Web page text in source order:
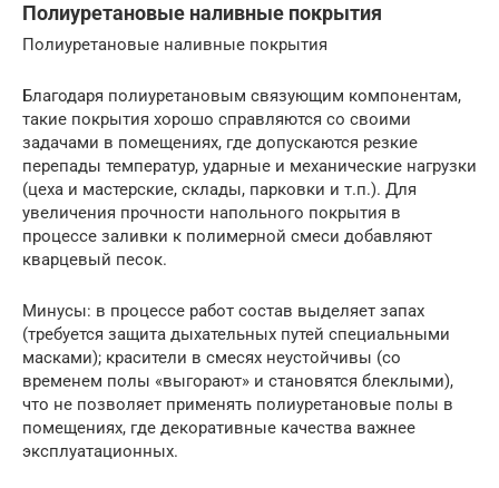
Полиуретановые наливные покрытия
Полиуретановые наливные покрытия
Благодаря полиуретановым связующим компонентам,
такие покрытия хорошо справляются со своими
задачами в помещениях, где допускаются резкие
перепады температур, ударные и механические нагрузки
(цеха и мастерские, склады, парковки и т.п.). Для
увеличения прочности напольного покрытия в
процессе заливки к полимерной смеси добавляют
кварцевый песок.
Минусы: в процессе работ состав выделяет запах
(требуется защита дыхательных путей специальными
масками); красители в смесях неустойчивы (со
временем полы «выгорают» и становятся блеклыми),
что не позволяет применять полиуретановые полы в
помещениях, где декоративные качества важнее
эксплуатационных.